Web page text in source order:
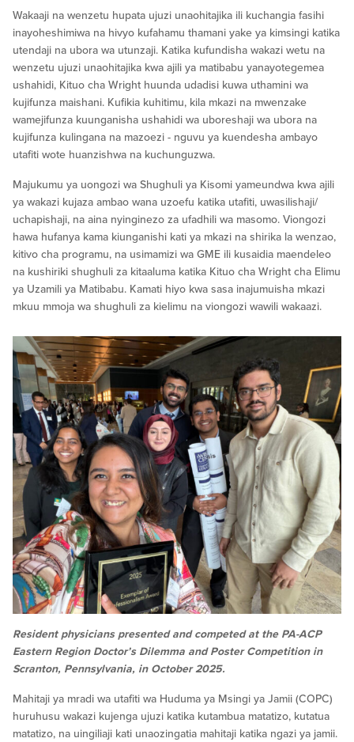
Wakaaji na wenzetu hupata ujuzi unaohitajika ili kuchangia fasihi
inayoheshimiwa na hivyo kufahamu thamani yake ya kimsingi katika
utendaji na ubora wa utunzaji. Katika kufundisha wakazi wetu na
wenzetu ujuzi unaohitajika kwa ajili ya matibabu yanayotegemea
ushahidi, Kituo cha Wright huunda udadisi kuwa uthamini wa
kujifunza maishani. Kufikia kuhitimu, kila mkazi na mwenzake
wamejifunza kuunganisha ushahidi wa uboreshaji wa ubora na
kujifunza kulingana na mazoezi - nguvu ya kuendesha ambayo
utafiti wote huanzishwa na kuchunguzwa.
Majukumu ya uongozi wa Shughuli ya Kisomi yameundwa kwa ajili
ya wakazi kujaza ambao wana uzoefu katika utafiti, uwasilishaji/
uchapishaji, na aina nyinginezo za ufadhili wa masomo. Viongozi
hawa hufanya kama kiunganishi kati ya mkazi na shirika la wenzao,
kitivo cha programu, na usimamizi wa GME ili kusaidia maendeleo
na kushiriki shughuli za kitaaluma katika Kituo cha Wright cha Elimu
ya Uzamili ya Matibabu. Kamati hiyo kwa sasa inajumuisha mkazi
mkuu mmoja wa shughuli za kielimu na viongozi wawili wakaazi.
Resident physicians presented and competed at the PA-ACP
Eastern Region Doctor’s Dilemma and Poster Competition in
Scranton, Pennsylvania, in October 2025.
Mahitaji ya mradi wa utafiti wa Huduma ya Msingi ya Jamii (COPC)
huruhusu wakazi kujenga ujuzi katika kutambua matatizo, kutatua
matatizo, na uingiliaji kati unaozingatia mahitaji katika ngazi ya jamii.